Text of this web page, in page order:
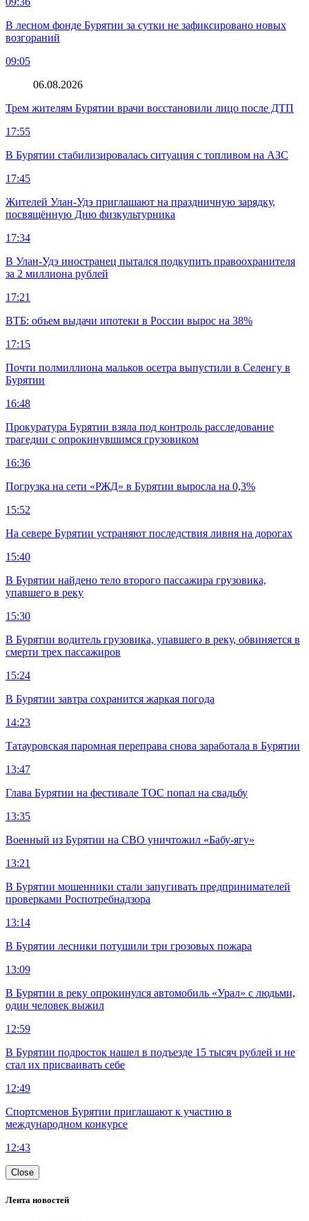
В лесном фонде Бурятии за сутки не зафиксировано новых
возгораний
09:05
06.08.2026
Трем жителям Бурятии врачи восстановили лицо после ДТП
17:55
В Бурятии стабилизировалась ситуация с топливом на АЗС
17:45
Жителей Улан-Удэ приглашают на праздничную зарядку,
посвящённую Дню физкультурника
17:34
В Улан-Удэ иностранец пытался подкупить правоохранителя
за 2 миллиона рублей
17:21
ВТБ: объем выдачи ипотеки в России вырос на 38%
17:15
Почти полмиллиона мальков осетра выпустили в Селенгу в
Бурятии
16:48
Прокуратура Бурятии взяла под контроль расследование
трагедии с опрокинувшимся грузовиком
16:36
Погрузка на сети «РЖД» в Бурятии выросла на 0,3%
15:52
На севере Бурятии устраняют последствия ливня на дорогах
15:40
В Бурятии найдено тело второго пассажира грузовика,
упавшего в реку
15:30
В Бурятии водитель грузовика, упавшего в реку, обвиняется в
смерти трех пассажиров
15:24
В Бурятии завтра сохранится жаркая погода
14:23
Татауровская паромная переправа снова заработала в Бурятии
13:47
Глава Бурятии на фестивале ТОС попал на свадьбу
13:35
Военный из Бурятии на СВО уничтожил «Бабу-ягу»
13:21
В Бурятии мошенники стали запугивать предпринимателей
проверками Роспотребнадзора
13:14
В Бурятии лесники потушили три грозовых пожара
13:09
В Бурятии в реку опрокинулся автомобиль «Урал» с людьми,
один человек выжил
12:59
В Бурятии подросток нашел в подъезде 15 тысяч рублей и не
стал их присваивать себе
12:49
Спортсменов Бурятии приглашают к участию в
международном конкурсе
12:43
Close
Лента новостей